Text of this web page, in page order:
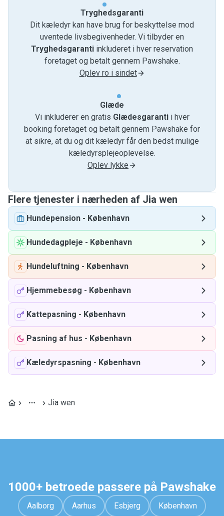
Tryghedsgaranti
Dit kæledyr kan have brug for beskyttelse mod
uventede livsbegivenheder. Vi tilbyder en
Tryghedsgaranti inkluderet i hver reservation
foretaget og betalt gennem Pawshake.
Oplev ro i sindet
Glæde
Vi inkluderer en gratis Glædesgarantii hver
booking foretaget og betalt gennem Pawshake for
at sikre, at du og dit kæledyr får den bedst mulige
kæledyrsplejeoplevelse.
Oplev lykke
Flere tjenester i nærheden af ​​Jia wen
Hundepension - København
Hundedagpleje - København
Hundeluftning - København
Hjemmebesøg - København
Kattepasning - København
Pasning af hus - København
Kæledyrspasning - København
Jia wen
1000+ betroede passere på Pawshake
Aalborg Aarhus Esbjerg København